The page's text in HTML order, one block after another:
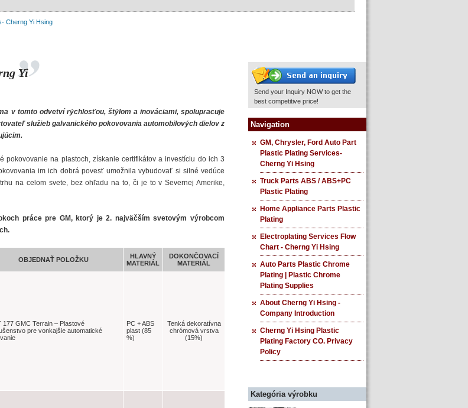
Cherng Yi Hsing
Yi
v tomto odvetví rýchlosťou, štýlom a inováciami, spolupracuje
služieb galvanického pokovovania automobilových dielov z
pokovovanie na plastoch, získanie certifikátov a investíciu do ich 3
im ich dobrá povesť umožnila vybudovať si silné vedúce
na celom svete, bez ohľadu na to, či je to v Severnej Amerike,
práce pre GM, ktorý je 2. najväčším svetovým výrobcom
OBJEDNAŤ POLOŽKU
HLAVNÝ
MATERIÁL
DOKONČOVACÍ
MATERIÁL
177 GMC Terrain – Plastové
pre vonkajšie automatické
PC + ABS
plast (85
%)
Tenká dekoratívna
chrómová vrstva
(15%)
Send your Inquiry NOW to get the
best competitive price!
Navigation
GM, Chrysler, Ford Auto Part
Plastic Plating Services-
Cherng Yi Hsing
Truck Parts ABS / ABS+PC
Plastic Plating
Home Appliance Parts Plastic
Plating
Electroplating Services Flow
Chart - Cherng Yi Hsing
Auto Parts Plastic Chrome
Plating | Plastic Chrome
Plating Supplies
About Cherng Yi Hsing -
Company Introduction
Cherng Yi Hsing Plastic
Plating Factory CO. Privacy
Policy
Kategória výrobku